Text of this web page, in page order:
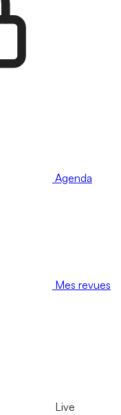
Agenda
Mes revues
Live